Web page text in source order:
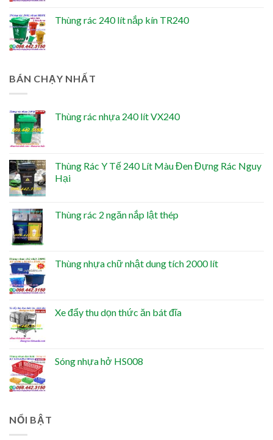
Thùng rác 240 lít nắp kín TR240
BÁN CHẠY NHẤT
Thùng rác nhựa 240 lít VX240
Thùng Rác Y Tế 240 Lít Màu Đen Đựng Rác Nguy
Hại
Thùng rác 2 ngăn nắp lật thép
Thùng nhựa chữ nhật dung tích 2000 lít
Xe đẩy thu dọn thức ăn bát đĩa
Sóng nhựa hở HS008
NỔI BẬT